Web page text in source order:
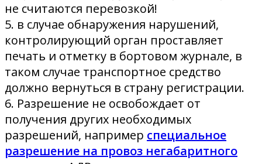
не считаются перевозкой!
5. в случае обнаружения нарушений,
контролирующий орган проставляет
печать и отметку в бортовом журнале, в
таком случае транспортное средство
должно вернуться в страну регистрации.
6. Разрешение не освобождает от
получения других необходимых
разрешений, например специальное
разрешение на провоз негабаритного